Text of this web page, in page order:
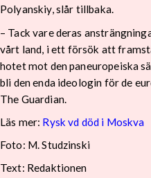
Polyanskiy, slår tillbaka.
– Tack vare deras
vårt land, i ett försök att
hotet mot den paneuropeiska
bli den enda ideologin för de
The Guardian.
Läs mer: Rysk vd död i Moskva
Foto: M. Studzinski
Text: Redaktionen